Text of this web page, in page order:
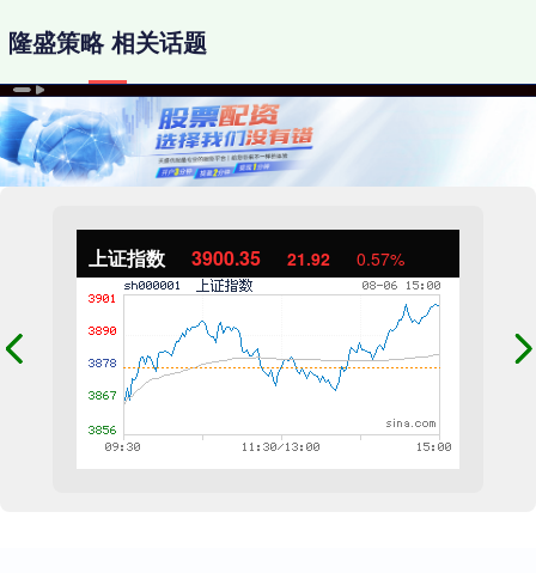
上证指数 3900.35 21.92 0.57%
隆盛策略 相关话题